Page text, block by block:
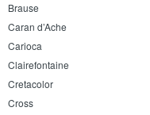
Brause
Caran d’Ache
Carioca
Clairefontaine
Cretacolor
Cross